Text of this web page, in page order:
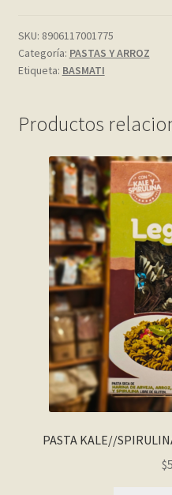
My account
Página de ejemplo
Privacy Policy
Sample Page
Tienda
Wishlist
Wishlist
SKU: 8906117001775
Categoría: PASTAS Y ARROZ
Etiqueta: BASMATI
Productos
PASTA KALE//
$